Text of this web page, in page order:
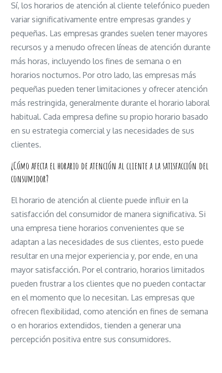
Sí, los horarios de atención al cliente telefónico pueden
variar significativamente entre empresas grandes y
pequeñas. Las empresas grandes suelen tener mayores
recursos y a menudo ofrecen líneas de atención durante
más horas, incluyendo los fines de semana o en
horarios nocturnos. Por otro lado, las empresas más
pequeñas pueden tener limitaciones y ofrecer atención
más restringida, generalmente durante el horario laboral
habitual. Cada empresa define su propio horario basado
en su estrategia comercial y las necesidades de sus
clientes.
¿Cómo afecta el horario de atención al cliente a la satisfacción del
consumidor?
El horario de atención al cliente puede influir en la
satisfacción del consumidor de manera significativa. Si
una empresa tiene horarios convenientes que se
adaptan a las necesidades de sus clientes, esto puede
resultar en una mejor experiencia y, por ende, en una
mayor satisfacción. Por el contrario, horarios limitados
pueden frustrar a los clientes que no pueden contactar
en el momento que lo necesitan. Las empresas que
ofrecen flexibilidad, como atención en fines de semana
o en horarios extendidos, tienden a generar una
percepción positiva entre sus consumidores.